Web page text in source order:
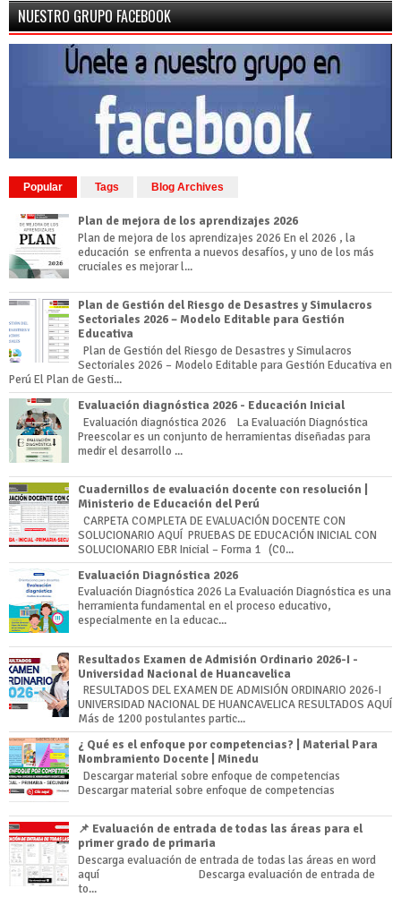
NUESTRO GRUPO FACEBOOK
Popular Tags Blog Archives
Plan de mejora de los aprendizajes 2026
Plan de mejora de los aprendizajes 2026 En el 2026 , la
educación se enfrenta a nuevos desafíos, y uno de los más
cruciales es mejorar l...
Plan de Gestión del Riesgo de Desastres y Simulacros
Sectoriales 2026 – Modelo Editable para Gestión
Educativa
Plan de Gestión del Riesgo de Desastres y Simulacros
Sectoriales 2026 – Modelo Editable para Gestión Educativa en
Perú El Plan de Gesti...
Evaluación diagnóstica 2026 - Educación Inicial
Evaluación diagnóstica 2026 La Evaluación Diagnóstica
Preescolar es un conjunto de herramientas diseñadas para
medir el desarrollo ...
Cuadernillos de evaluación docente con resolución |
Ministerio de Educación del Perú
CARPETA COMPLETA DE EVALUACIÓN DOCENTE CON
SOLUCIONARIO AQUÍ PRUEBAS DE EDUCACIÓN INICIAL CON
SOLUCIONARIO EBR Inicial – Forma 1 (C0...
Evaluación Diagnóstica 2026
Evaluación Diagnóstica 2026 La Evaluación Diagnóstica es una
herramienta fundamental en el proceso educativo,
especialmente en la educac...
Resultados Examen de Admisión Ordinario 2026-I -
Universidad Nacional de Huancavelica
RESULTADOS DEL EXAMEN DE ADMISIÓN ORDINARIO 2026-I
UNIVERSIDAD NACIONAL DE HUANCAVELICA RESULTADOS AQUÍ
Más de 1200 postulantes partic...
¿ Qué es el enfoque por competencias? | Material Para
Nombramiento Docente | Minedu
Descargar material sobre enfoque de competencias
Descargar material sobre enfoque de competencias
📌 Evaluación de entrada de todas las áreas para el
primer grado de primaria
Descarga evaluación de entrada de todas las áreas en word
aquí Descarga evaluación de entrada de
to...